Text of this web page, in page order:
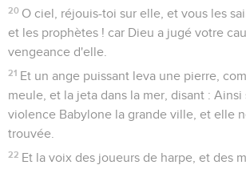
20 O ciel, réjouis-toi sur elle, et vous les
et les prophètes ! car Dieu a jugé votre
vengeance d'elle.
21 Et un ange puissant leva une pierre,
meule, et la jeta dans la mer, disant : Ainsi
violence Babylone la grande ville, et elle
trouvée.
22 Et la voix des joueurs de harpe, et des